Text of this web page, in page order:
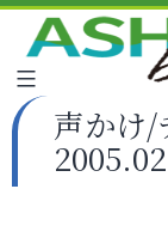
声かけ/